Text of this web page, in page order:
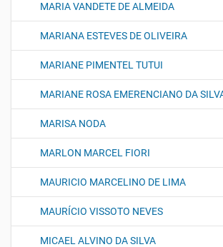
MARIA VANDETE DE ALMEIDA
MARIANA ESTEVES DE OLIVEIRA
MARIANE PIMENTEL TUTUI
MARIANE ROSA EMERENCIANO DA
MARISA NODA
MARLON MARCEL FIORI
MAURICIO MARCELINO DE LIMA
MAURÍCIO VISSOTO NEVES
MICAEL ALVINO DA SILVA